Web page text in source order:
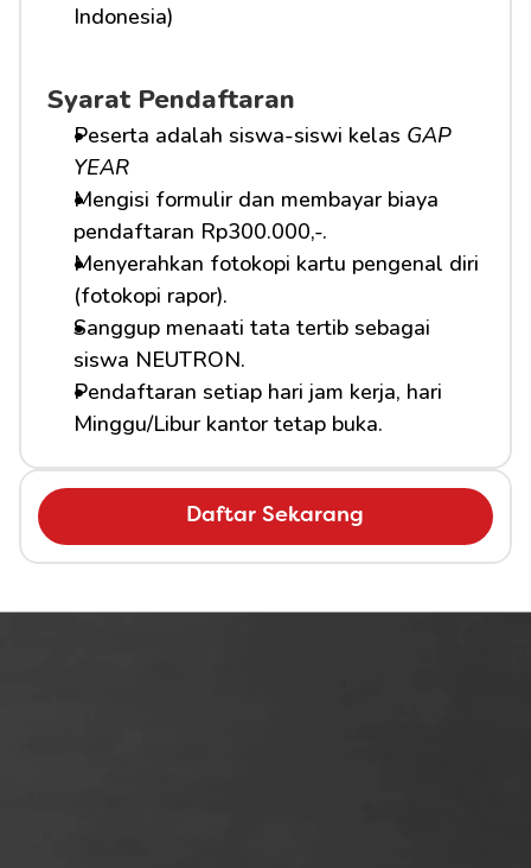
Daftar Sekarang
Indonesia)
Syarat Pendaftaran
Peserta adalah siswa-siswi kelas GAP
YEAR
Mengisi formulir dan membayar biaya
pendaftaran Rp300.000,-.
Menyerahkan fotokopi kartu pengenal diri
(fotokopi rapor).
Sanggup menaati tata tertib sebagai
siswa NEUTRON.
Pendaftaran setiap hari jam kerja, hari
Minggu/Libur kantor tetap buka.